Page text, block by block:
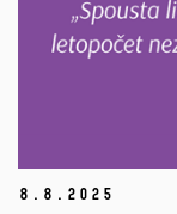
8. 8. 2025